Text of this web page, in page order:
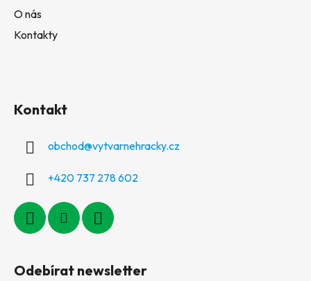
O nás
Kontakty
Kontakt
obchod@vytvarnehracky.cz
+420 737 278 602
Odebírat newsletter